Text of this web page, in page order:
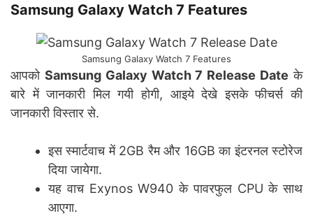
Samsung Galaxy Watch 7 Features
Samsung Galaxy Watch 7 Features
आपको Samsung Galaxy Watch 7 Release Date के
बारे में जानकारी मिल गयी होगी, आइये देखे इसके फीचर्स की
जानकारी विस्तार से.
इस स्मार्टवाच में 2GB रैम और 16GB का इंटरनल स्टोरेज
दिया जायेगा.
यह वाच Exynos W940 के पावरफुल CPU के साथ
आएगा.